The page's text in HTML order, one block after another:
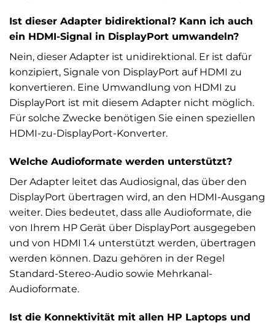
Ist dieser Adapter bidirektional? Kann ich auch
ein HDMI-Signal in DisplayPort umwandeln?
Nein, dieser Adapter ist unidirektional. Er ist dafür
konzipiert, Signale von DisplayPort auf HDMI zu
konvertieren. Eine Umwandlung von HDMI zu
DisplayPort ist mit diesem Adapter nicht möglich.
Für solche Zwecke benötigen Sie einen speziellen
HDMI-zu-DisplayPort-Konverter.
Welche Audioformate werden unterstützt?
Der Adapter leitet das Audiosignal, das über den
DisplayPort übertragen wird, an den HDMI-Ausgang
weiter. Dies bedeutet, dass alle Audioformate, die
von Ihrem HP Gerät über DisplayPort ausgegeben
und von HDMI 1.4 unterstützt werden, übertragen
werden können. Dazu gehören in der Regel
Standard-Stereo-Audio sowie Mehrkanal-
Audioformate.
Ist die Konnektivität mit allen HP Laptops und